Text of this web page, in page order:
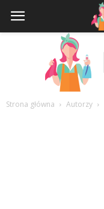
Strona główna Autorzy